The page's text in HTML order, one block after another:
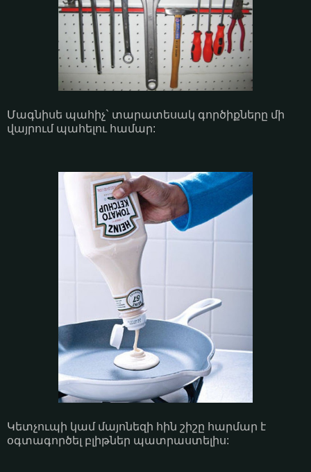
Մագնիսե պահիչ` տարատեսակ գործիքները մի
վայրում պահելու համար:
Կետչուպի կամ մայոնեզի հին շիշը հարմար է
օգտագործել բլիթներ պատրաստելիս: